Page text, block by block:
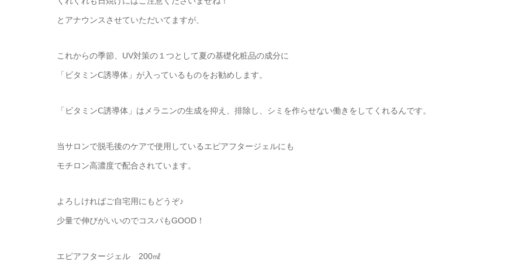
とアナウンスさせていただいてますが、
これからの季節、UV対策の１つとして夏の基礎化粧品の成分に
「ビタミンⅭ誘導体」が入っているものをお勧めします。
「ビタミンⅭ誘導体」はメラニンの生成を抑え、排除し、シミを作らせない働きをしてくれるんです。
当サロンで脱毛後のケアで使用しているエピアフタージェルにも
モチロン高濃度で配合されています。
よろしければご自宅用にもどうぞ♪
少量で伸びがいいのでコスパもGOOD！
エピアフタージェル 200㎖